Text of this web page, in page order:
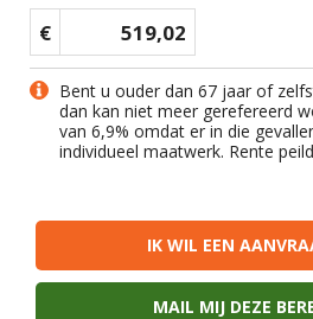
€ 519,02
Bent u ouder dan 67 jaar of
dan kan niet meer gerefereerd
van 6,9% omdat er in die
individueel maatwerk. Rente
IK WIL EEN
MAIL MIJ DEZE